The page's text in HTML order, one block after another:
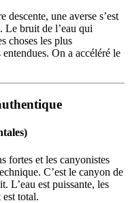
descente, une averse s’est
Le bruit de l’eau qui
choses les plus
On a accéléré le
fortes et les canyonistes
C’est le canyon de
L’eau est puissante, les
est total.